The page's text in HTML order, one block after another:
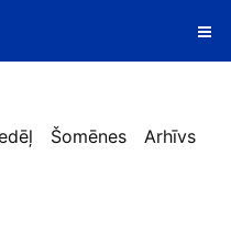
Šomēnes Arhīvs